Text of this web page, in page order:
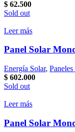
$ 62.500
Sold out
Leer más
Panel Solar
Energía Solar, Paneles
$ 602.000
Sold out
Leer más
Panel Solar